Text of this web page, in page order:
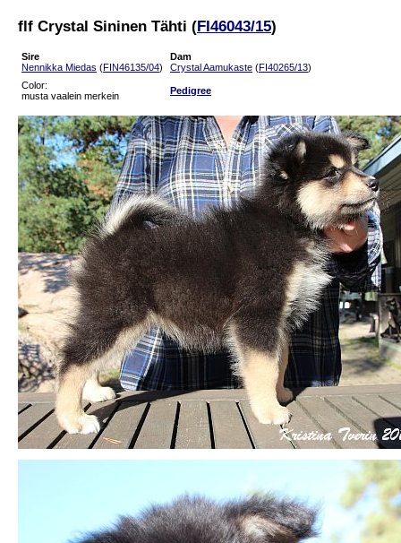
flf Crystal Sininen Tähti (FI46043/15)
Sire
Nennikka Miedas (FIN46135/04)
Dam
Crystal Aamukaste (FI40265/13)
Color:
musta vaalein merkein
Pedigree